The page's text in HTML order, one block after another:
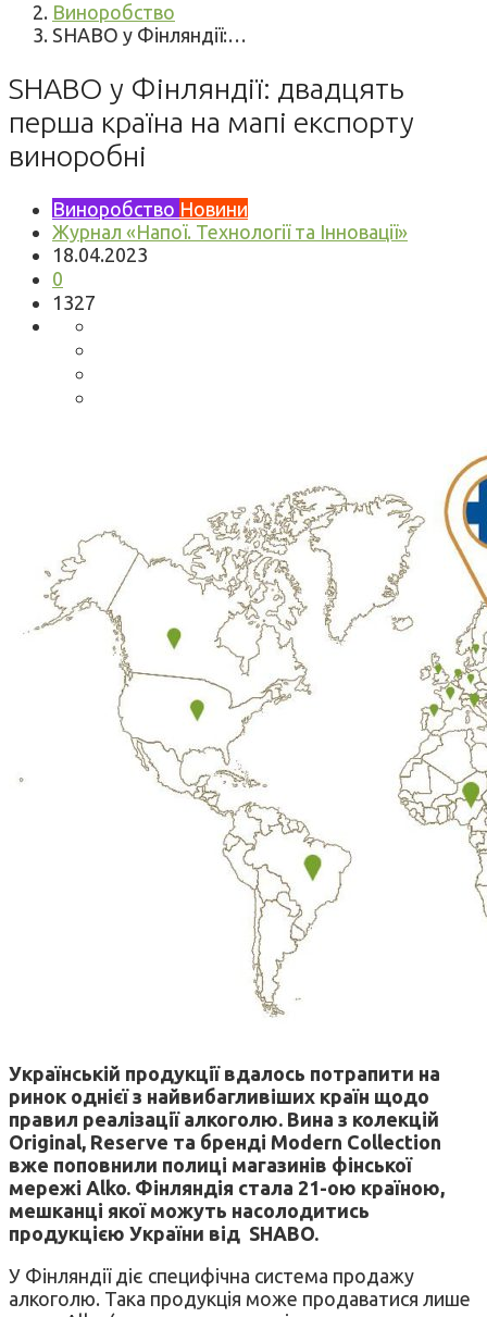
Виноробство
SHABO у Фінляндії:…
SHABO у Фінляндії: двадцять
перша країна на мапі експорту
виноробні
Виноробство Новини
Журнал «Напої. Технології та Інновації»
18.04.2023
0
1327
Українській продукції вдалось потрапити на
ринок однієї з найвибагливіших країн щодо
правил реалізації алкоголю. Вина з колекцій
Original, Reserve та бренді Modern Collection
вже поповнили полиці магазинів фінської
мережі Alko. Фінляндія стала 21-ою країною,
мешканці якої можуть насолодитись
продукцією України від SHABO.
У Фінляндії діє специфічна система продажу
алкоголю. Така продукція може продаватися лише